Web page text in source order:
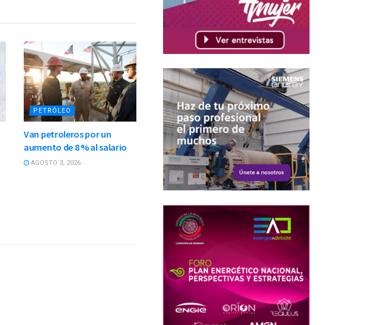
PETRÓLEO
Van petroleros por un
aumento de 8 % al salario
AGOSTO 3, 2026